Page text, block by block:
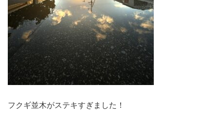
フクギ並木がステキすぎました！